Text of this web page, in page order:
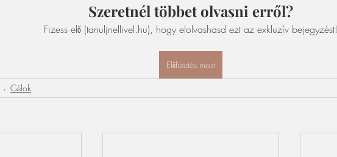
Szeretnél többet olvasni erről?
Fizess elő (tanuljnellivel.hu), hogy elolvashasd ezt az exkluzív bejegyzést!
Előfizetés most
Célok